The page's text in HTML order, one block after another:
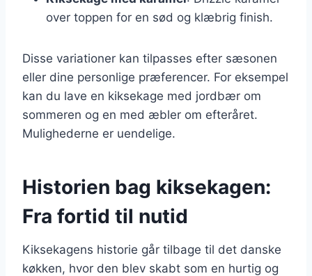
over toppen for en sød og klæbrig finish.
Disse variationer kan tilpasses efter sæsonen
eller dine personlige præferencer. For eksempel
kan du lave en kiksekage med jordbær om
sommeren og en med æbler om efteråret.
Mulighederne er uendelige.
Historien bag kiksekagen:
Fra fortid til nutid
Kiksekagens historie går tilbage til det danske
køkken, hvor den blev skabt som en hurtig og